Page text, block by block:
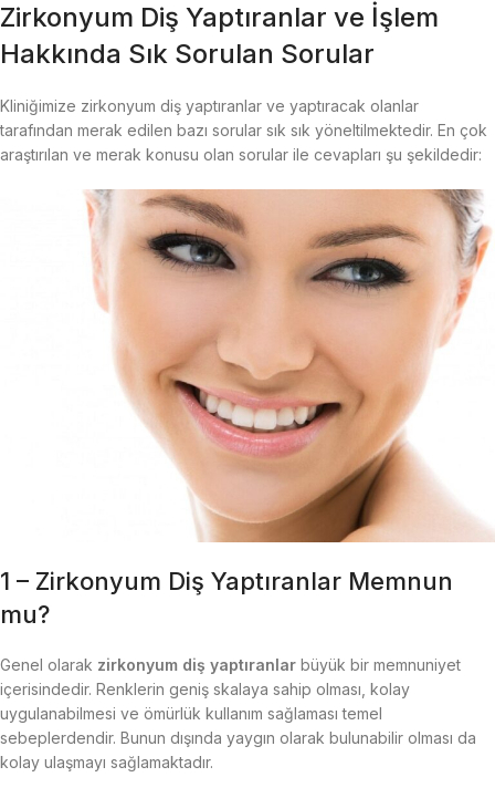
Zirkonyum Diş Yaptıranlar ve İşlem
Hakkında Sık Sorulan Sorular
Kliniğimize zirkonyum diş yaptıranlar ve yaptıracak olanlar
tarafından merak edilen bazı sorular sık sık yöneltilmektedir. En çok
araştırılan ve merak konusu olan sorular ile cevapları şu şekildedir:
1 – Zirkonyum Diş Yaptıranlar Memnun
mu?
Genel olarak zirkonyum diş yaptıranlar büyük bir memnuniyet
içerisindedir. Renklerin geniş skalaya sahip olması, kolay
uygulanabilmesi ve ömürlük kullanım sağlaması temel
sebeplerdendir. Bunun dışında yaygın olarak bulunabilir olması da
kolay ulaşmayı sağlamaktadır.